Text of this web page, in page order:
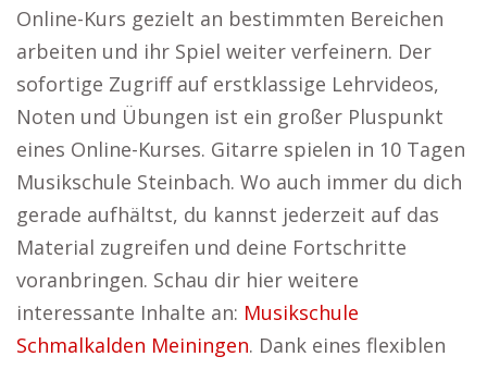
Online-Kurs gezielt an bestimmten Bereichen
arbeiten und ihr Spiel weiter verfeinern. Der
sofortige Zugriff auf erstklassige Lehrvideos,
Noten und Übungen ist ein großer Pluspunkt
eines Online-Kurses. Gitarre spielen in 10 Tagen
Musikschule Steinbach. Wo auch immer du dich
gerade aufhältst, du kannst jederzeit auf das
Material zugreifen und deine Fortschritte
voranbringen. Schau dir hier weitere
interessante Inhalte an: Musikschule
Schmalkalden Meiningen. Dank eines flexiblen